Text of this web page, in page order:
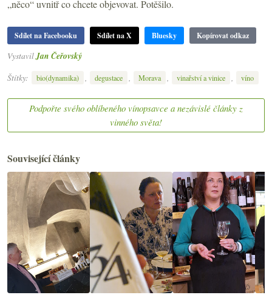
„něco“ uvnitř co chcete objevovat. Potěšilo.
Sdílet na Facebooku Sdílet na X Bluesky Kopírovat odkaz
Vystavil Jan Čeřovský
Štítky:
bio(dynamika) , degustace , Morava , vinařství a vinice , víno
Podpořte svého oblíbeného vínopsavce a nezávislé články z
vinného světa!
Související články